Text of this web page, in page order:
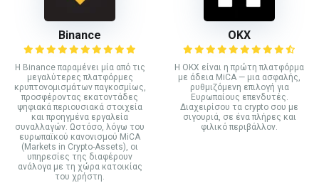
Binance
Η Binance παραμένει μία από τις
μεγαλύτερες πλατφόρμες
κρυπτονομισμάτων παγκοσμίως,
προσφέροντας εκατοντάδες
ψηφιακά περιουσιακά στοιχεία
και προηγμένα εργαλεία
συναλλαγών. Ωστόσο, λόγω του
ευρωπαϊκού κανονισμού MiCA
(Markets in Crypto-Assets), οι
υπηρεσίες της διαφέρουν
ανάλογα με τη χώρα κατοικίας
του χρήστη.
ΟΚΧ
Η OKX είναι η πρώτη πλατφόρμα
με άδεια MiCA — μια ασφαλής,
ρυθμιζόμενη επιλογή για
Ευρωπαίους επενδυτές.
Διαχειρίσου τα crypto σου με
σιγουριά, σε ένα πλήρες και
φιλικό περιβάλλον.